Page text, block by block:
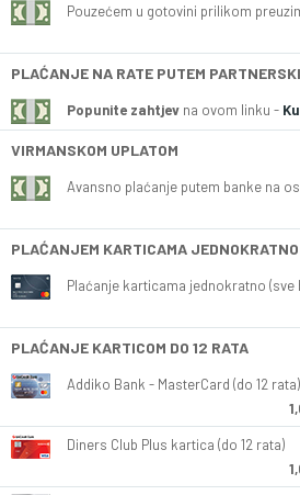
Pouzećem u gotovini prilikom
PLAĆANJE NA RATE PUTEM
Popunite zahtjev na ovom linku -
VIRMANSKOM UPLATOM
Avansno plaćanje putem banke na
PLAĆANJEM KARTICAMA JEDNOKRATNO
Plaćanje karticama jednokratno (sve
PLAĆANJE KARTICOM DO 12 RATA
Addiko Bank - MasterCard (do 12 rata)
Diners Club Plus kartica (do 12 rata)